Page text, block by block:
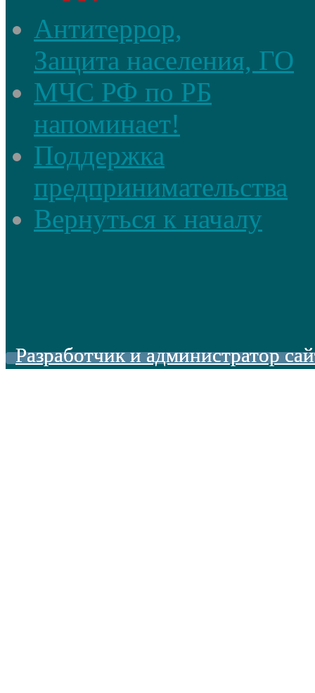
Антитеррор,
Защита населения, ГО
МЧС РФ по РБ
напоминает!
Поддержка
предпринимательства
Вернуться к началу
Разработчик и администратор